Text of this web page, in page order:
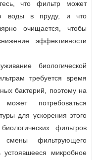
что фильтр может
воды в пруду, и что
очищается, чтобы
эффективности
биологической
требуется время
бактерий, поэтому на
потребоваться
для ускорения этого
фильтров
смены фильтрующего
микробное